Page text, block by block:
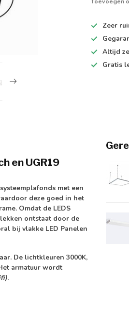
Zeer
Altijd
Gratis
en UGR19
met een
deze goed in het
Omdat de LEDS
ontstaat door de
bij vlakke LED Panelen
. De lichtkleuren 3000K,
armatuur wordt
.